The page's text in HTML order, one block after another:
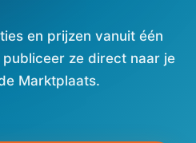
en prijzen vanuit één
ze direct naar je
Marktplaats.